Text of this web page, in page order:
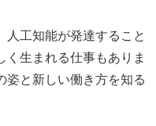
人工知能が発達すること
生まれる仕事もありま
姿と新しい働き方を知る